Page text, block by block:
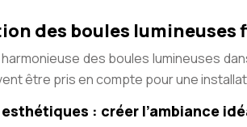
des boules
harmonieuse des boules lumineuses
être pris en compte pour une
: créer l’ambiance